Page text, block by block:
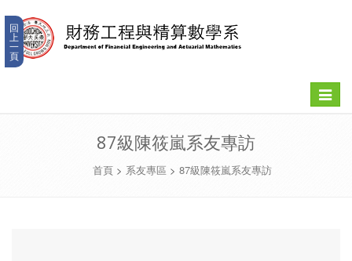
回
上
一
頁
Toggle
87級陳筱嵐系友專訪
首頁> 系友專區 > 87級陳筱嵐系友專訪